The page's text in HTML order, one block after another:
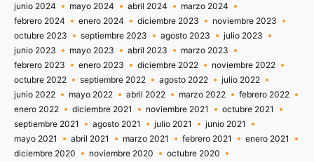
junio 2024
mayo 2024 abril 2024
marzo 2024
febrero 2024
enero 2024 diciembre 2023
noviembre 2023
octubre 2023
septiembre 2023 agosto 2023
julio 2023
junio 2023
mayo 2023 abril 2023
marzo 2023
febrero 2023
enero 2023 diciembre 2022
noviembre 2022
octubre 2022
septiembre 2022 agosto 2022
julio 2022
junio 2022
mayo 2022 abril 2022 marzo 2022
febrero 2022
enero 2022
diciembre 2021 noviembre 2021
octubre 2021
septiembre 2021
agosto 2021 julio 2021
junio 2021
mayo 2021
abril 2021 marzo 2021 febrero 2021
enero 2021
diciembre 2020
noviembre 2020
octubre 2020